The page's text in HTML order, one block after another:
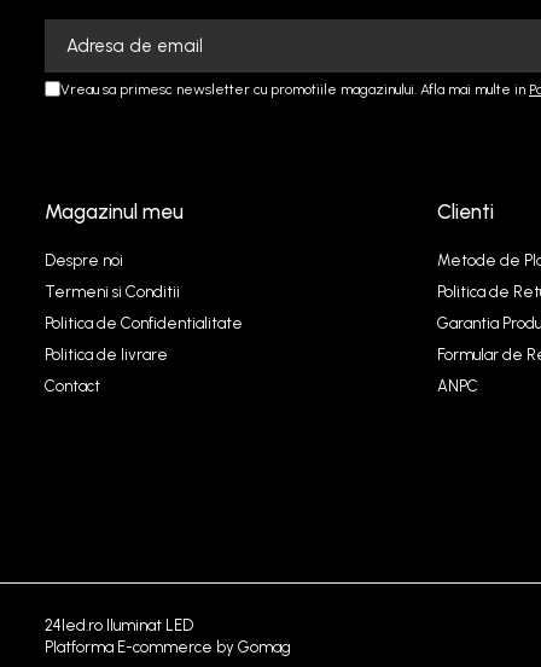
Vreau sa primesc newsletter cu promotiile magazinului. Afla mai multe in
Magazinul meu
Despre noi
Termeni si Conditii
Politica de Confidentialitate
Politica de livrare
Contact
Clienti
Metode de
Politica de
Garantia
Formular de
ANPC
24led.ro Iluminat LED
Platforma E-commerce by Gomag